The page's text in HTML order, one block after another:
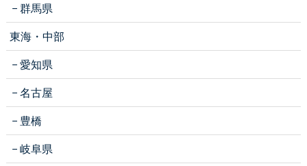
群馬県
東海・中部
愛知県
名古屋
豊橋
岐阜県